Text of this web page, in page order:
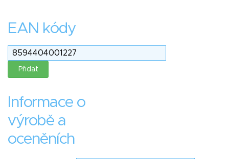
EAN kódy
Informace o
výrobě a
oceněních